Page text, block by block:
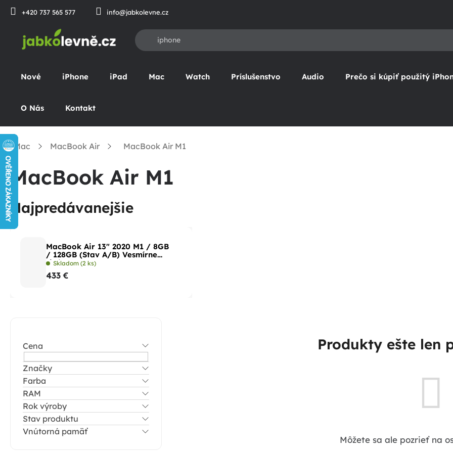
Prejsť
+420 737 565 577 info@jabkolevne.cz
Nové iPhone iPad Mac Watch Príslušenstvo Audio Prečo si kúpiť použitý
O Nás Kontakt
Mac MacBook Air MacBook Air M1
MacBook Air M1
Najpredávanejšie
MacBook Air 13" 2020 M1 / 8GB
/ 128GB (Stav A/B) Vesmírne
siváSkladom (2 ks)
433 €
Cena
Značky
Farba
RAM
Rok výroby
Stav produktu
Vnútorná pamäť
Produkty ešte len
Môžete sa ale pozrieť na